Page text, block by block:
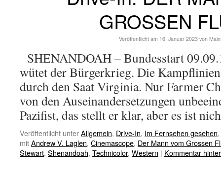
GROSSEN
Veröffentlicht am 16. Januar 2023 von
SHENANDOAH – Bundesstart
wütet der Bürgerkrieg. Die
durch den Saat Virginia. Nur Farmer
von den Auseinandersetzungen
Pazifist, das stellt er klar, aber es ist
Veröffentlicht unterAllgemein, Drive-In, Im Fernsehen gesehen,
mitAndrew V. Laglen, Cinemascope, Der Mann vom Grossen
Stewart, Shenandoah, Technicolor, Western | Kommentar